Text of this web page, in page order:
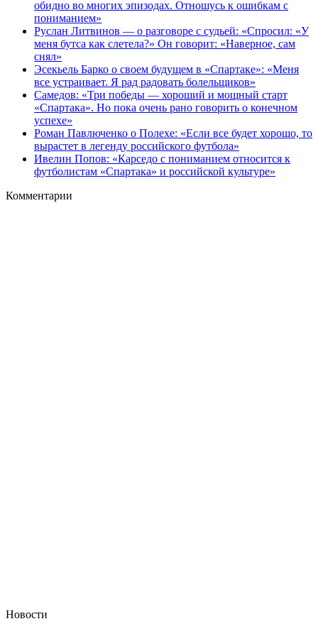
обидно во многих эпизодах. Отношусь к ошибкам с
пониманием»
Руслан Литвинов — о разговоре с судьей: «Спросил: «У
меня бутса как слетела?» Он говорит: «Наверное, сам
снял»
Эсекьель Барко о своем будущем в «Спартаке»: «Меня
все устраивает. Я рад радовать болельщиков»
Самедов: «Три победы — хороший и мощный старт
«Спартака». Но пока очень рано говорить о конечном
успехе»
Роман Павлюченко о Полехе: «Если все будет хорошо, то
вырастет в легенду российского футбола»
Ивелин Попов: «Карседо с пониманием относится к
футболистам «Спартака» и российской культуре»
Комментарии
Новости